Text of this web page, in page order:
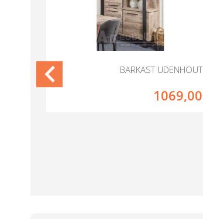
BARKAST UDENHOUT
1069,00